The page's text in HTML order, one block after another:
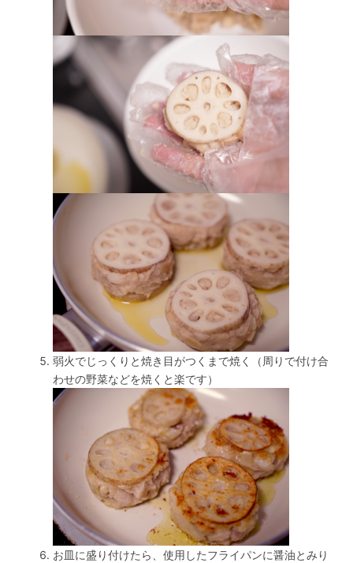
弱火でじっくりと焼き目がつくまで焼く（周りで付け合
わせの野菜などを焼くと楽です）
お皿に盛り付けたら、使用したフライパンに醤油とみり